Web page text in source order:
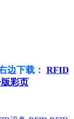
边下载： RFID
彩页